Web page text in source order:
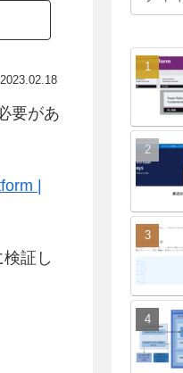
2023.02.18
要があ
|
証し